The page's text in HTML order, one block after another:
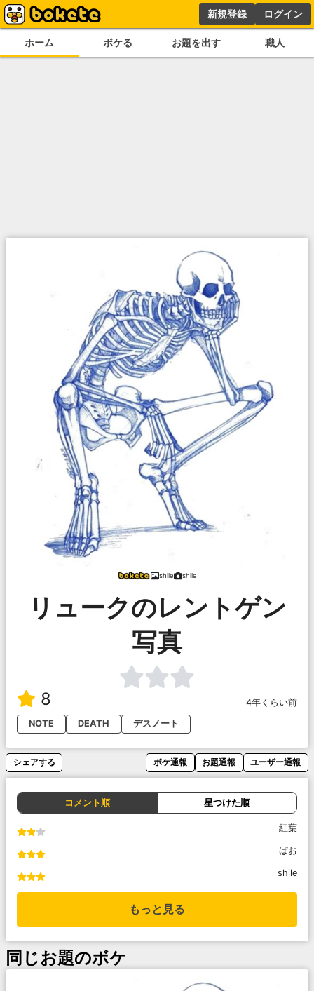
新規登録 ログイン
ホーム ボケる お題を出す 職人
shile shile
リュークのレントゲン
写真
8
4年くらい前
NOTE
DEATH デスノート
シェアする ボケ通報 お題通報 ユーザー通報
コメント順 星つけた順
紅葉
ぱお
shile
もっと見る
同じお題のボケ